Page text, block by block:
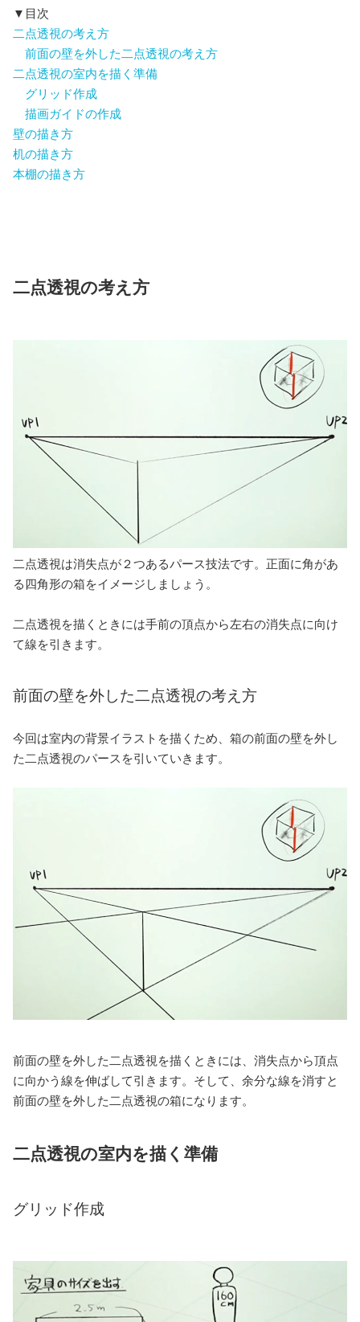
▼目次
二点透視の考え方
前面の壁を外した二点透視の考え方
二点透視の室内を描く準備
グリッド作成
描画ガイドの作成
壁の描き方
机の描き方
本棚の描き方
二点透視の考え方
二点透視は消失点が２つあるパース技法です。正面に角があ
る四角形の箱をイメージしましょう。
二点透視を描くときには手前の頂点から左右の消失点に向け
て線を引きます。
前面の壁を外した二点透視の考え方
今回は室内の背景イラストを描くため、箱の前面の壁を外し
た二点透視のパースを引いていきます。
前面の壁を外した二点透視を描くときには、消失点から頂点
に向かう線を伸ばして引きます。そして、余分な線を消すと